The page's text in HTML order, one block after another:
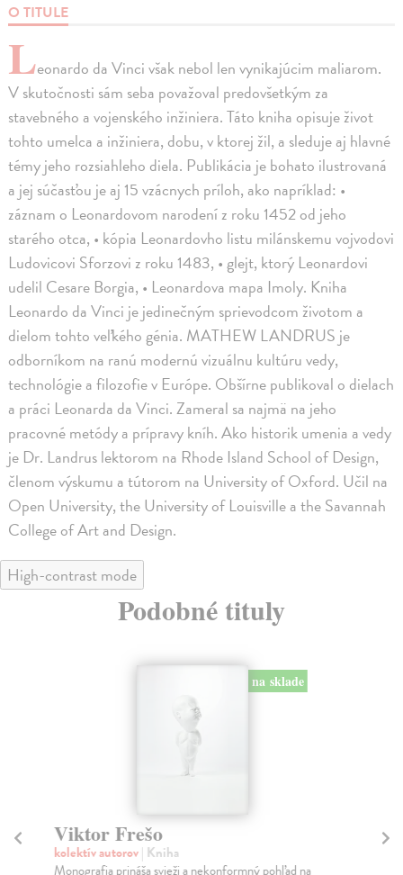
O TITULE
Leonardo da Vinci však nebol len vynikajúcim maliarom.
V skutočnosti sám seba považoval predovšetkým za
stavebného a vojenského inžiniera. Táto kniha opisuje život
tohto umelca a inžiniera, dobu, v ktorej žil, a sleduje aj hlavné
témy jeho rozsiahleho diela. Publikácia je bohato ilustrovaná
a jej súčasťou je aj 15 vzácnych príloh, ako napríklad: •
záznam o Leonardovom narodení z roku 1452 od jeho
starého otca, • kópia Leonardovho listu milánskemu vojvodovi
Ludovicovi Sforzovi z roku 1483, • glejt, ktorý Leonardovi
udelil Cesare Borgia, • Leonardova mapa Imoly. Kniha
Leonardo da Vinci je jedinečným sprievodcom životom a
dielom tohto veľkého génia. MATHEW LANDRUS je
odborníkom na ranú modernú vizuálnu kultúru vedy,
technológie a filozofie v Európe. Obšírne publikoval o dielach
a práci Leonarda da Vinci. Zameral sa najmä na jeho
pracovné metódy a prípravy kníh. Ako historik umenia a vedy
je Dr. Landrus lektorom na Rhode Island School of Design,
členom výskumu a tútorom na University of Oxford. Učil na
Open University, the University of Louisville a the Savannah
College of Art and Design.
High-contrast mode
Podobné tituly
na sklade
Viktor Frešo
kolektív autorov| Kniha
Monografia prináša svieži a nekonformný pohľad na